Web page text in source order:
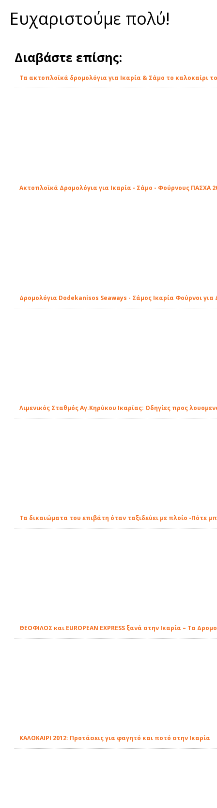
Ευχαριστούμε πολύ!
Διαβάστε επίσης:
Τα ακτοπλοϊκά δρομολόγια για Ικαρία & Σάμο το καλοκαίρι
Ακτοπλοϊκά Δρομολόγια για Ικαρία - Σάμο - Φούρνους ΠΑΣΧΑ
Δρομολόγια Dodekanisos Seaways - Σάμος Ικαρία Φούρνοι
Λιμενικός Σταθμός Αγ.Κηρύκου Ικαρίας: Οδηγίες προς
Τα δικαιώματα του επιβάτη όταν ταξιδεύει με πλοίο -Πότε
ΘΕΟΦΙΛΟΣ και EUROPEAN EXPRESS ξανά στην Ικαρία – Τα
ΚΑΛΟΚΑΙΡΙ 2012: Προτάσεις για φαγητό και ποτό στην Ικαρία